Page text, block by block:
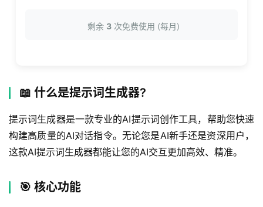
剩余 3次免费使用 (每月)
📖 什么是提示词生成器?
提示词生成器是一款专业的AI提示词创作工具，帮助您快速
构建高质量的AI对话指令。无论您是AI新手还是资深用户，
这款AI提示词生成器都能让您的AI交互更加高效、精准。
🎯 核心功能